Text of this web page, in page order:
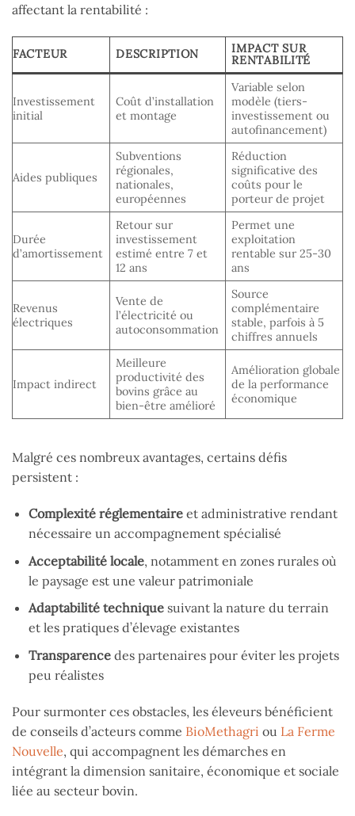
affectant la rentabilité :
FACTEUR DESCRIPTION
IMPACT SUR
RENTABILITÉ
Investissement
initial
Coût d’installation
et montage
Variable selon
modèle (tiers-
investissement ou
autofinancement)
Aides publiques
Subventions
régionales,
nationales,
européennes
Réduction
significative des
coûts pour le
porteur de projet
Durée
d’amortissement
Retour sur
investissement
estimé entre 7 et
12 ans
Permet une
exploitation
rentable sur 25-30
ans
Revenus
électriques
Vente de
l’électricité ou
autoconsommation
Source
complémentaire
stable, parfois à 5
chiffres annuels
Impact indirect
Meilleure
productivité des
bovins grâce au
bien-être amélioré
Amélioration globale
de la performance
économique
Malgré ces nombreux avantages, certains défis
persistent :
Complexité réglementaireet administrative rendant
nécessaire un accompagnement spécialisé
Acceptabilité locale, notamment en zones rurales où
le paysage est une valeur patrimoniale
Adaptabilité techniquesuivant la nature du terrain
et les pratiques d’élevage existantes
Transparencedes partenaires pour éviter les projets
peu réalistes
Pour surmonter ces obstacles, les éleveurs bénéficient
de conseils d’acteurs comme BioMethagri ou La Ferme
Nouvelle, qui accompagnent les démarches en
intégrant la dimension sanitaire, économique et sociale
liée au secteur bovin.